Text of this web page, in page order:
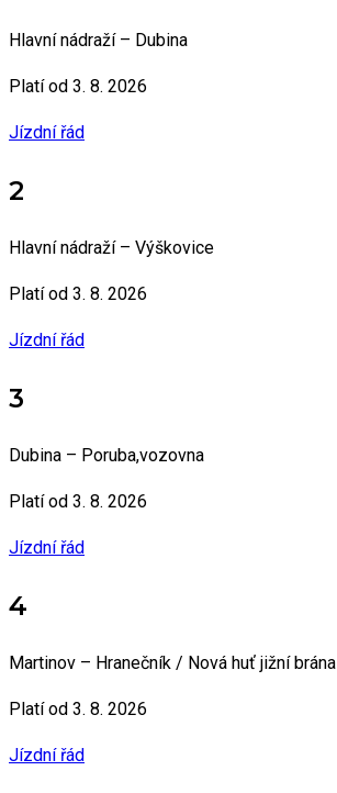
Hlavní nádraží – Dubina
Platí od 3. 8. 2026
Jízdní řád
2
Hlavní nádraží – Výškovice
Platí od 3. 8. 2026
Jízdní řád
3
Dubina – Poruba,vozovna
Platí od 3. 8. 2026
Jízdní řád
4
Martinov – Hranečník / Nová huť jižní brána
Platí od 3. 8. 2026
Jízdní řád